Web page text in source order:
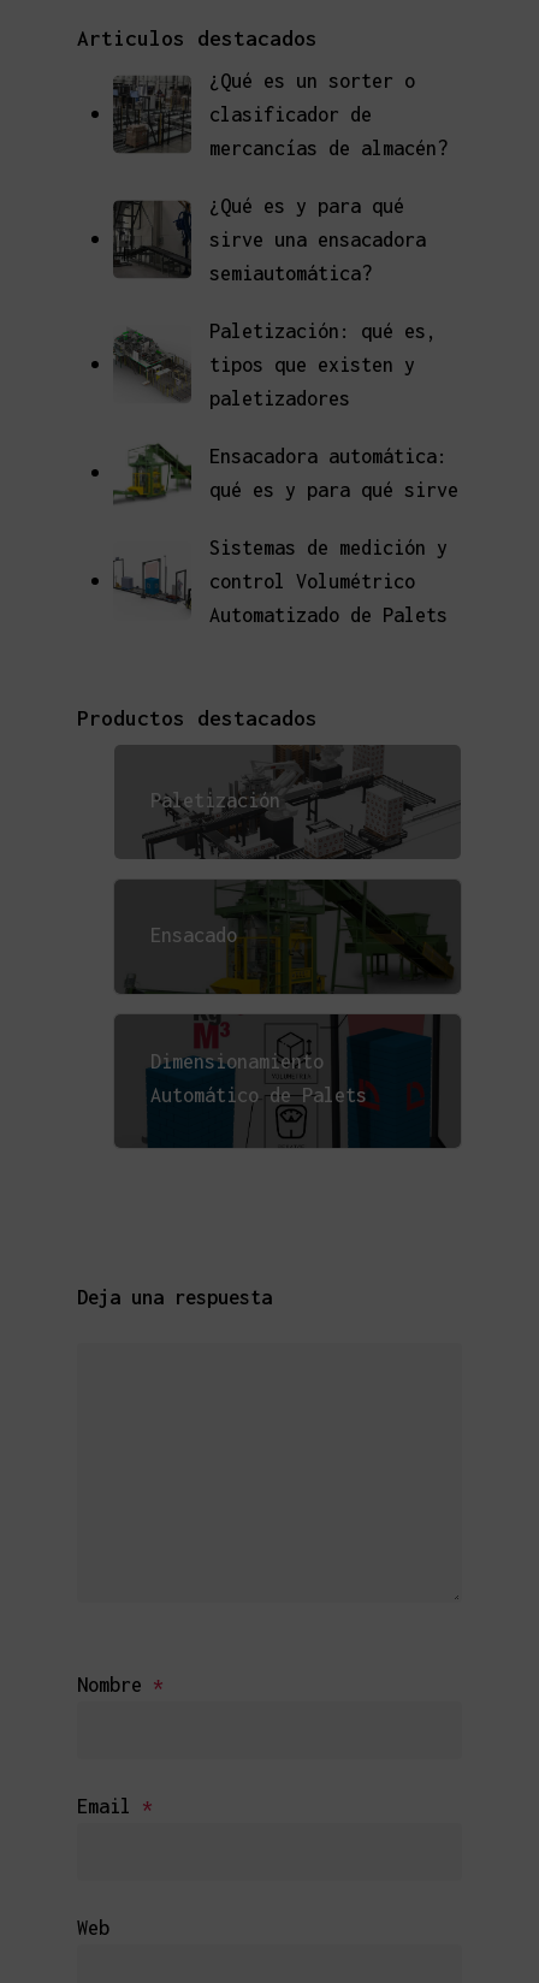
Articulos destacados
¿Qué es un sorter o
clasificador de
mercancías de almacén?
¿Qué es y para qué
sirve una ensacadora
semiautomática?
Paletización: qué es,
tipos que existen y
paletizadores
Ensacadora automática:
qué es y para qué sirve
Sistemas de medición y
control Volumétrico
Automatizado de Palets
Productos destacados
Paletización
Ensacado
Dimensionamiento
Automático de Palets
Deja una respuesta
Nombre *
Email *
Web